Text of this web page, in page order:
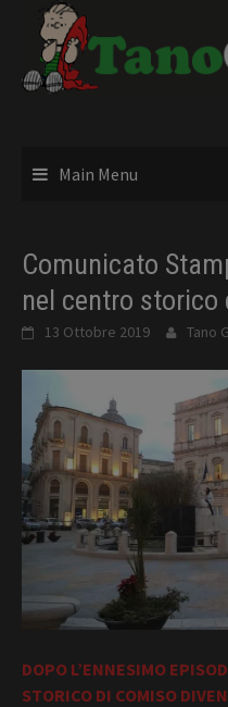
content
Main Menu
Comunicato
nel centro storico
13 Ottobre 2019 Tano
DOPO L’ENNESIMO
STORICO DI COMISO